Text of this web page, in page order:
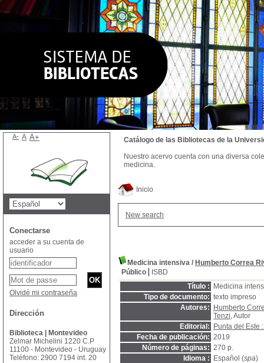
Inicio
New search
Medicina intensiva / Humberto Correa
Público
ISBD
Título :
Medicina
Tipo de documento: texto impreso
Autores:
Humberto
Tenzi, Autor
Editorial:
Punta del Este
Fecha de publicación: 2019
Número de páginas: 270 p.
Idioma :
Español (spa)
Catálogo de las Bibliotecas de la
Nuestro acervo cuenta con una diversa
medicina.
A- A A+
Conectarse
acceder a su cuenta de
usuario
Olvidé mi contraseña
Dirección
Biblioteca | Montevideo
Zelmar Michelini 1220 C.P
11100 - Montevideo - Uruguay
Teléfono: 2900 7194 int. 20